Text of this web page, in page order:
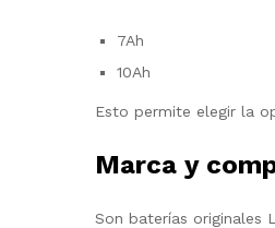
7Ah
10Ah
Esto permite elegir la
Marca y
Son baterías originales